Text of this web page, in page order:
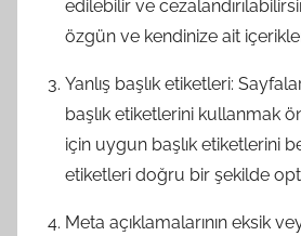
edilebilir ve
özgün ve kendinize ait
Yanlış başlık etiketleri:
başlık etiketlerini kullanmak
için uygun başlık etiketlerini
etiketleri doğru bir şekilde
Meta açıklamalarının eksik